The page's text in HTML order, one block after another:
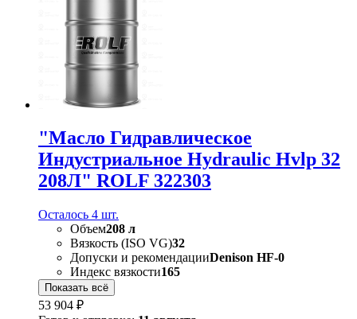
"Масло Гидравлическое
Индустриальное Hydraulic Hvlp 32
208Л" ROLF 322303
Осталось 4 шт.
Объем208 л
Вязкость (ISO VG)32
Допуски и рекомендацииDenison HF-0
Индекс вязкости165
Показать всё
53 904 ₽